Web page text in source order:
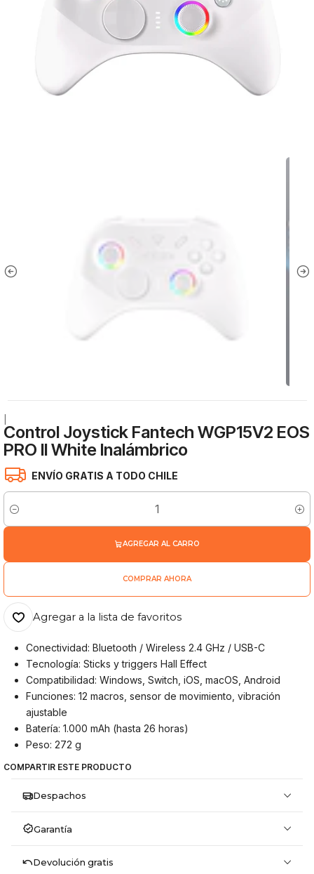
Control Joystick Fantech WGP15V2 EOS
PRO II White Inalámbrico
ENVÍO GRATIS A TODO CHILE
Cantidad
AGREGAR AL CARRO
COMPRAR AHORA
Agregar a la lista de favoritos
Conectividad: Bluetooth / Wireless 2.4 GHz / USB-C
Tecnología: Sticks y triggers Hall Effect
Compatibilidad: Windows, Switch, iOS, macOS, Android
Funciones: 12 macros, sensor de movimiento, vibración
ajustable
Batería: 1.000 mAh (hasta 26 horas)
Peso: 272 g
COMPARTIR ESTE PRODUCTO
Despachos
Garantía
Devolución gratis